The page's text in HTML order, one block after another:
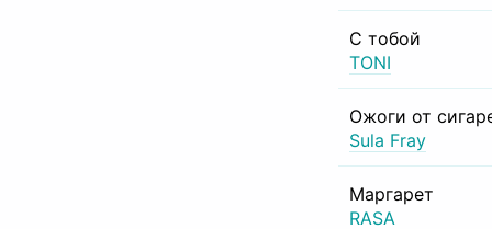
С тобой
TONI
Ожоги от
Sula Fray
Маргарет
RASA